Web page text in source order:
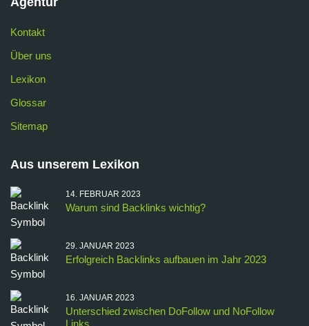
Kontakt
Über uns
Lexikon
Glossar
Sitemap
Aus unserem Lexikon
14. FEBRUAR 2023
Warum sind Backlinks wichtig?
29. JANUAR 2023
Erfolgreich Backlinks aufbauen im Jahr 2023
16. JANUAR 2023
Unterschied zwischen DoFollow und NoFollow